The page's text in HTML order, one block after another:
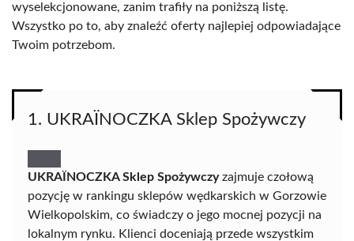
wyselekcjonowane, zanim trafiły na poniższą listę.
Wszystko po to, aby znaleźć oferty najlepiej odpowiadające
Twoim potrzebom.
1. UKRAЇNOCZKA Sklep Spożywczy
UKRAЇNOCZKA Sklep Spożywczyzajmuje czołową
pozycję w rankingu sklepów wędkarskich w Gorzowie
Wielkopolskim, co świadczy o jego mocnej pozycji na
lokalnym rynku. Klienci doceniają przede wszystkim